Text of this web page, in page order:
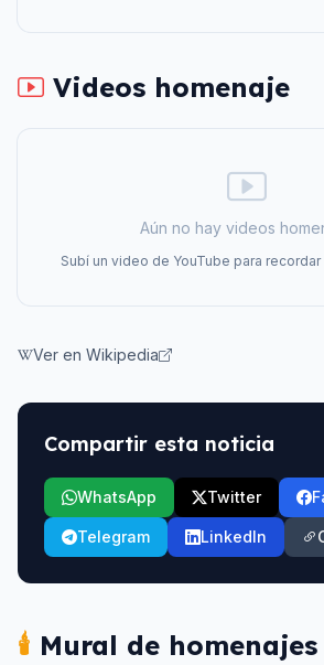
Videos homenaje
Aún no hay videos
Subí un video de YouTube para recordar
Ver en Wikipedia
Compartir esta noticia
WhatsApp Twitter
Telegram LinkedIn
🕯️ Mural de homenajes